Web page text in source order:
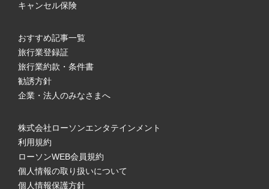
キャンセル保険
おすすめ記事一覧
旅行業登録証
旅行業約款・条件書
勧誘方針
企業・法人のみなさまへ
株式会社ローソンエンタテインメント
利用規約
ローソンWEB会員規約
個人情報の取り扱いについて
個人情報保護方針